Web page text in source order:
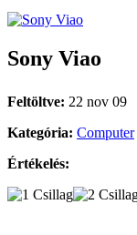
Sony Viao
Feltöltve: 22 nov 09
Kategória: Computer
Értékelés: